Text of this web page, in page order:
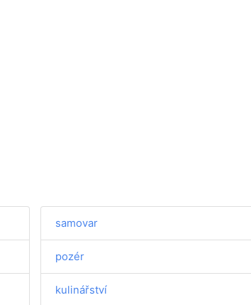
samovar
pozér
kulinářství